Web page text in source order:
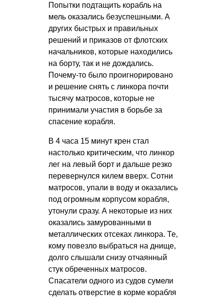
Попытки подтащить корабль на
мель оказались безуспешными. А
других быстрых и правильных
решений и приказов от флотских
начальников, которые находились
на борту, так и не дождались.
Почему-то было проигнорировано
и решение снять с линкора почти
тысячу матросов, которые не
принимали участия в борьбе за
спасение корабля.
В 4 часа 15 минут крен стал
настолько критическим, что линкор
лег на левый борт и дальше резко
перевернулся килем вверх. Сотни
матросов, упали в воду и оказались
под огромным корпусом корабля,
утонули сразу. А некоторые из них
оказались замурованными в
металлических отсеках линкора. Те,
кому повезло выбраться на днище,
долго слышали снизу отчаянный
стук обреченных матросов.
Спасатели одного из судов сумели
сделать отверстие в корме корабля